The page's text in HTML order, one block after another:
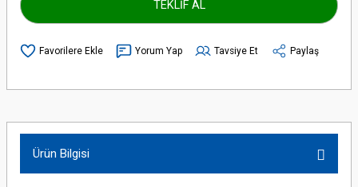
TEKLİF AL
Yorum Yap Tavsiye Et Paylaş
Ürün Bilgisi